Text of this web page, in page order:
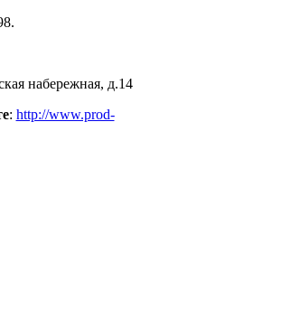
набережная, д.14
: http://www.prod-